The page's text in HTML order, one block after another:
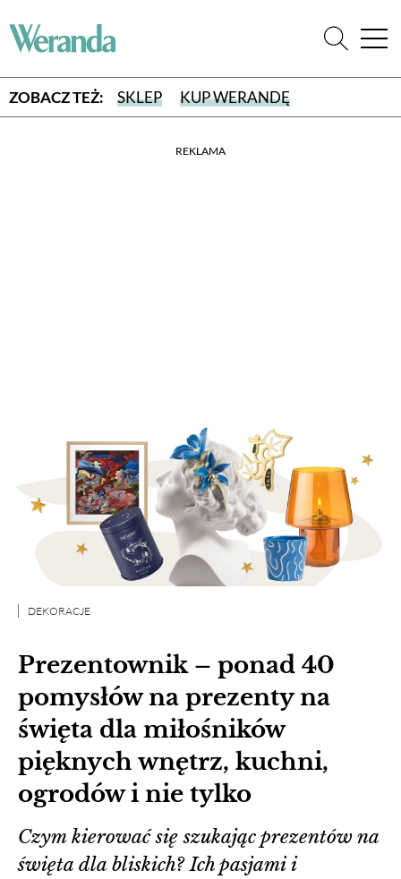
ZOBACZ TEŻ: SKLEP KUP WERANDĘ
REKLAMA
Prezentownik – ponad 40
pomysłów na prezenty na
święta dla miłośników
pięknych wnętrz, kuchni,
ogrodów i nie tylko
DEKORACJE
Czym kierować się szukając prezentów na
święta dla bliskich? Ich pasjami i